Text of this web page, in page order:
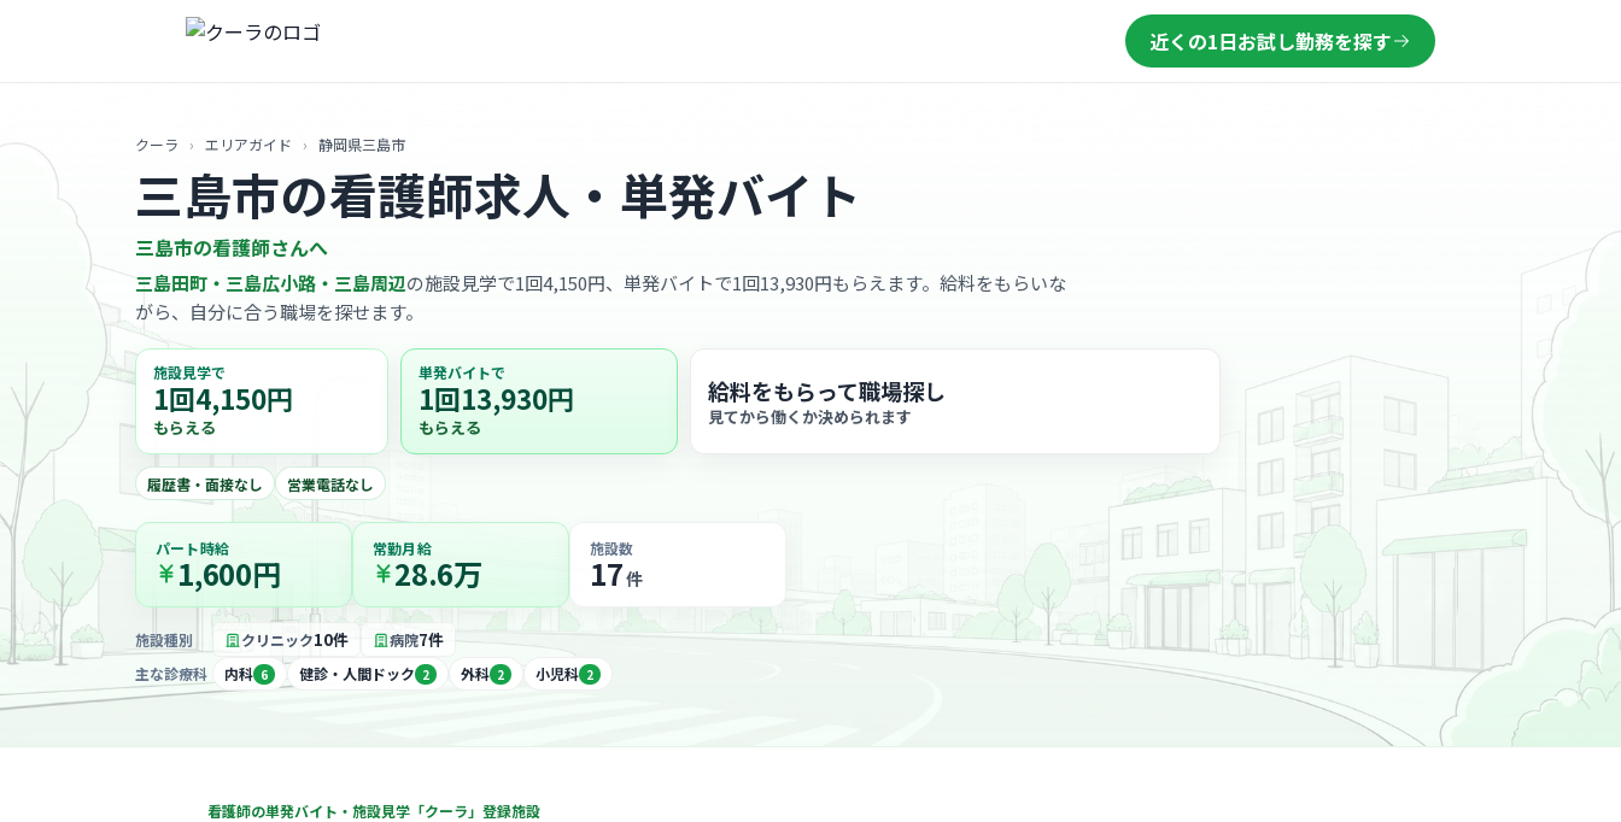
近くの1日お試し勤務を探す
クーラ › エリアガイド › 静岡県三島市
三島市の看護師求人・単発バイト
三島市の看護師さんへ
三島田町・三島広小路・三島周辺の施設見学で1回4,150円、単発バイトで1回13,930円もらえます。給料をもらいな
がら、自分に合う職場を探せます。
施設見学で
1回4,150円
もらえる
単発バイトで
1回13,930円
もらえる
給料をもらって職場探し
見てから働くか決められます
履歴書・面接なし 営業電話なし
パート時給
1,600円
常勤月給
28.6万
施設数
17件
施設種別 クリニック10件 病院7件
主な診療科 内科 6 健診・人間ドック 2 外科 2 小児科 2
看護師の単発バイト・施設見学「クーラ」登録施設